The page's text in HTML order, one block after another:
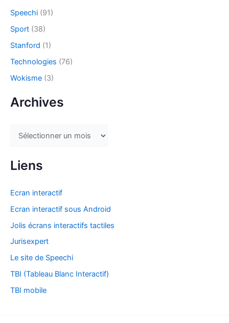
Speechi (91)
Sport (38)
Stanford (1)
Technologies (76)
Wokisme (3)
Archives
c
i
v
Liens
Ecran interactif
Ecran interactif sous Android
Jolis écrans interactifs tactiles
Jurisexpert
Le site de Speechi
TBI (Tableau Blanc Interactif)
TBI mobile